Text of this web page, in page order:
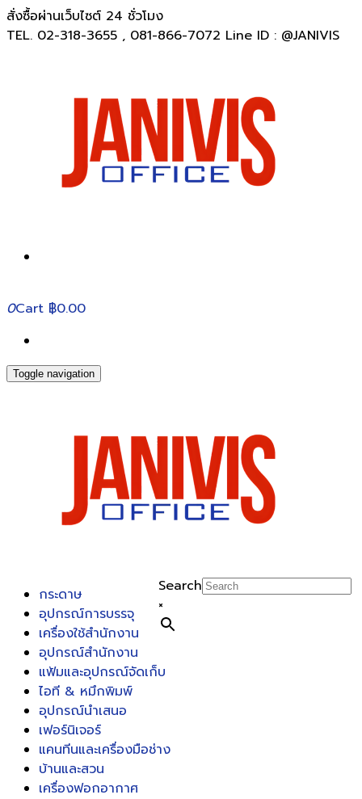
สั่งซื้อผ่านเว็บไซต์ 24 ชั่วโมง
TEL. 02-318-3655 , 081-866-7072 Line ID : @JANIVIS
0Cart ฿0.00
Toggle navigation
Search
×
กระดาษ
อุปกรณ์การบรรจุ
เครื่องใช้สำนักงาน
อุปกรณ์สำนักงาน
แฟ้มและอุปกรณ์จัดเก็บ
ไอที & หมึกพิมพ์
อุปกรณ์นำเสนอ
เฟอร์นิเจอร์
แคนทีนและเครื่องมือช่าง
บ้านและสวน
เครื่องฟอกอากาศ